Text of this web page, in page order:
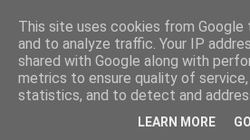
This site uses cookies from
and to analyze traffic. Your IP
shared with Google along with
metrics to ensure quality of
statistics, and to detect and
LEARN MORE